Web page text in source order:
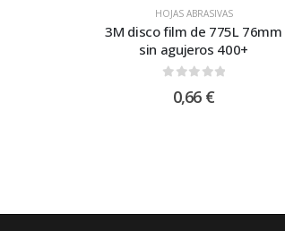
HOJAS ABRASIVAS
3M disco film de 775L 76mm
sin agujeros 400+
0,66 €